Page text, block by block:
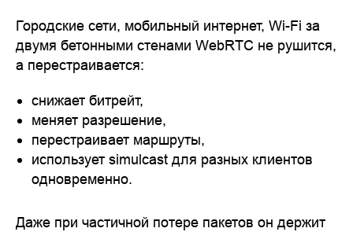
Городские сети, мобильный интернет, Wi-Fi за
двумя бетонными стенами WebRTC не рушится,
а перестраивается:
снижает битрейт,
меняет разрешение,
перестраивает маршруты,
использует simulcast для разных клиентов
одновременно.
Даже при частичной потере пакетов он держит